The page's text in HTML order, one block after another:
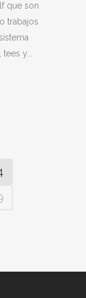
que son
trabajos
y...